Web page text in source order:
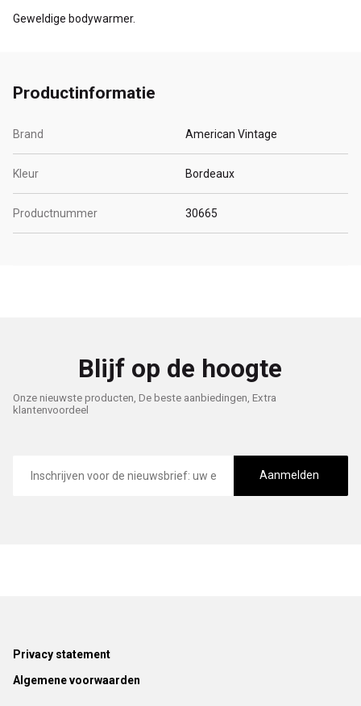
Geweldige bodywarmer.
Productinformatie
Brand American Vintage
Kleur Bordeaux
Productnummer 30665
Blijf op de hoogte
Onze nieuwste producten, De beste aanbiedingen, Extra
klantenvoordeel
mailadres
Aanmelden
Footer
Privacy statement
Algemene voorwaarden